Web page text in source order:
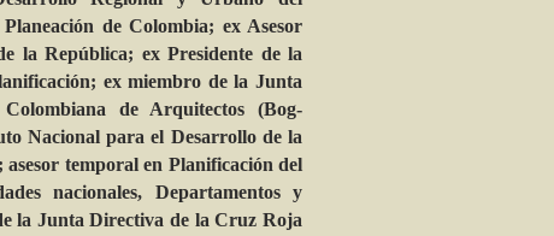
de Colombia; ex Asesor
la República; ex Presidente de la
ex miembro de la Junta
de Arquitectos (Bog-
Nacional para el Desarrollo de la
temporal en Planificación del
nacionales, Departamentos y
la Junta Directiva de la Cruz Roja